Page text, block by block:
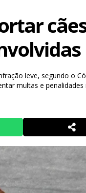
leve, segundo o
multas e penalidades